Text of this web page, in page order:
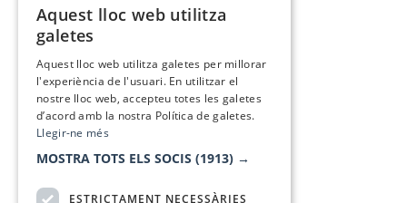
Aquest lloc web utilitza
galetes
Aquest lloc web utilitza galetes per millorar
l'experiència de l'usuari. En utilitzar el
nostre lloc web, accepteu totes les galetes
d’acord amb la nostra Política de galetes.
Llegir-ne més
MOSTRA TOTS ELS SOCIS (1913) →
ESTRICTAMENT NECESSÀRIES